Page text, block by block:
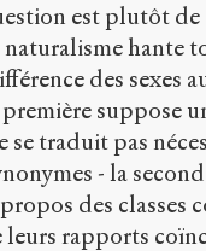
est plutôt
hante
des sexes
suppose
se traduit pas
- la
des classes
leurs rapports